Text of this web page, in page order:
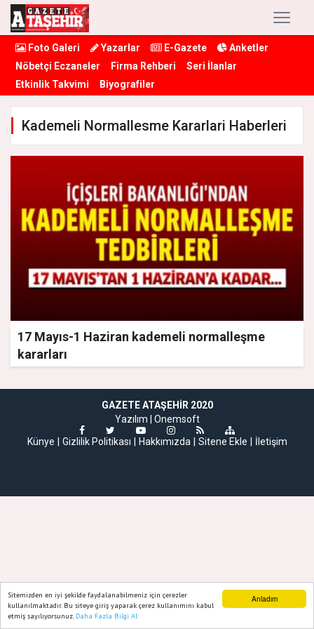
Anladım
Sitemizden en iyi şekilde faydalanabilmeniz için çerezler
kullanılmaktadır. Bu siteye giriş yaparak çerez kullanımını kabul
etmiş sayılıyorsunuz. Daha Fazla Bilgi Al
Foto Galeri Yazarlar E-Gazete
Anketler
Nöbetçi Eczaneler
Firma Rehberi
Seri İlanlar
Etkinlik Takvimi
Biyografiler
Kademeli Normallesme Kararlari Haberleri
17 Mayıs-1 Haziran kademeli normalleşme
kararları
GAZETE ATAŞEHIR 2020
Yazılım | Onemsoft
Künye
Gizlilik Politikası Hakkımızda Sitene Ekle İletişim
Ana Sayfa Web TV